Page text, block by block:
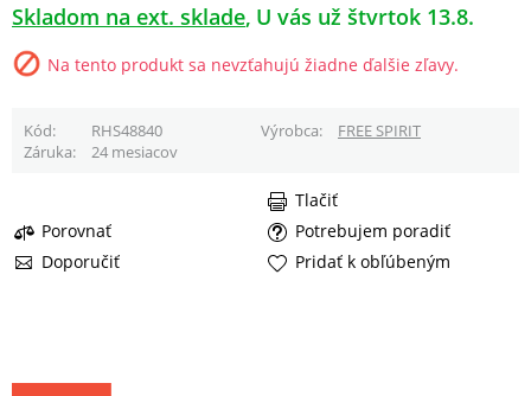
Skladom na ext. sklade U vás už štvrtok 13.8.
Na tento produkt sa nevzťahujú žiadne ďalšie zľavy.
Kód RHS48840 Výrobca
FREE SPIRIT
Záruka
24 mesiacov
Porovnať
Potrebujem poradiť
Doporučiť
Tlačiť
Pridať k obľúbeným